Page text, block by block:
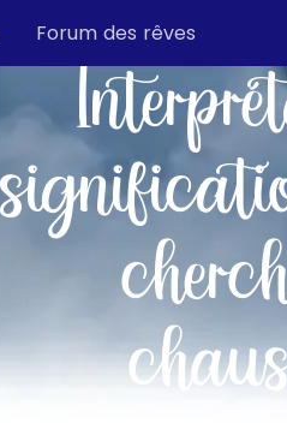
Forum des rêves